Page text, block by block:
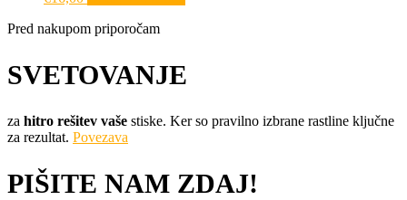
Pred nakupom priporočam
SVETOVANJE
za hitro rešitev vaše stiske. Ker so pravilno izbrane rastline ključne
za rezultat. Povezava
PIŠITE NAM ZDAJ!